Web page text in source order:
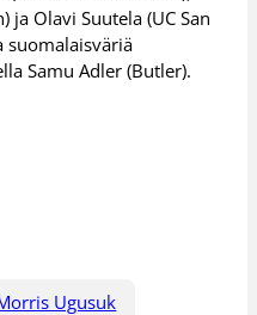
ja Olavi Suutela (UC San
suomalaisväriä
Samu Adler (Butler).
Ugusuk